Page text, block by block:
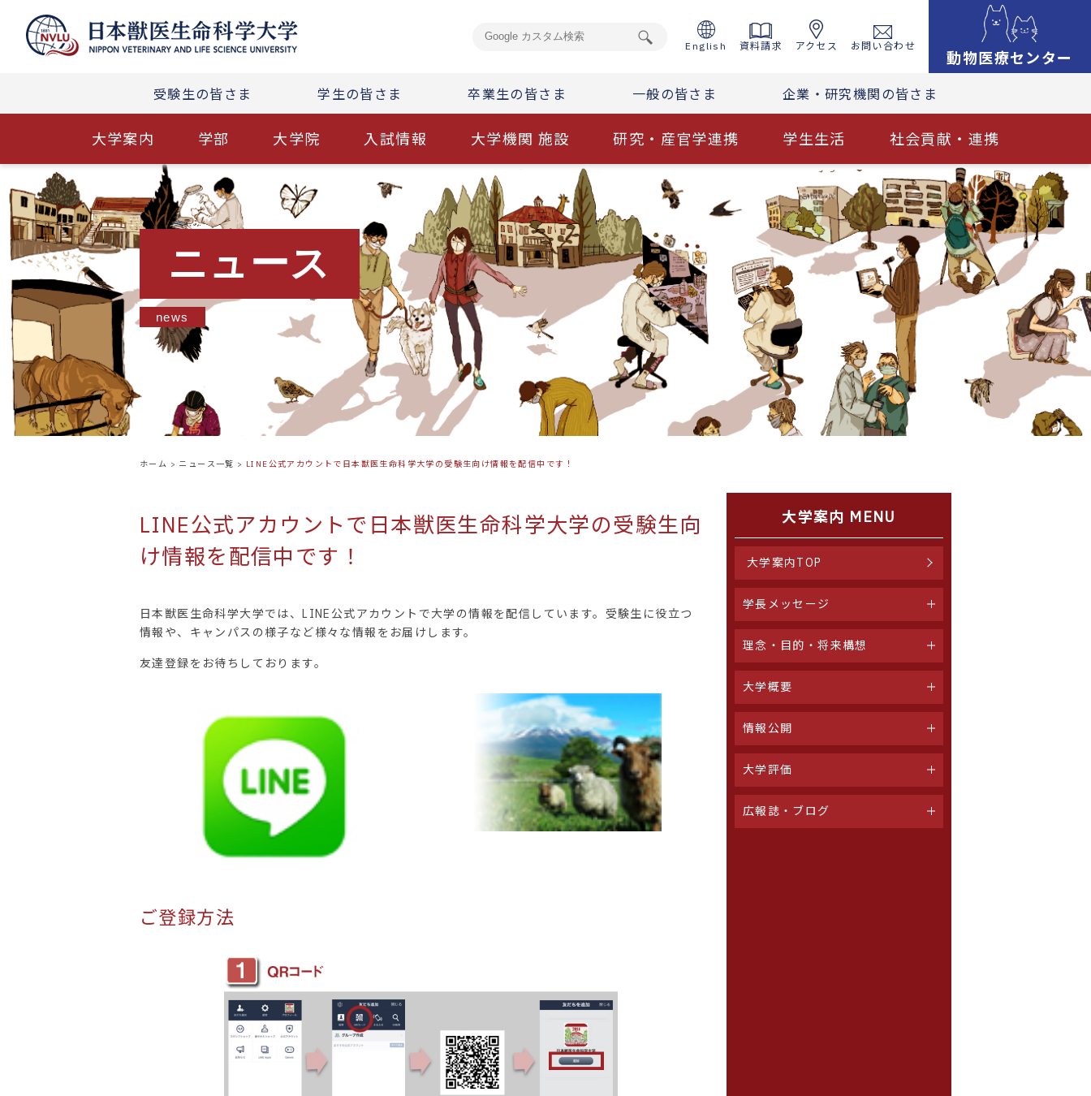
English 資料請求 アクセス お問い合わせ
動物医療センター
受験生の皆さま 学生の皆さま 卒業生の皆さま 一般の皆さま 企業・研究機関の皆さま
大学案内 学部 大学院 入試情報 大学機関 施設 研究・産官学連携 学生生活 社会貢献・連携
ニュース
news
ホーム > ニュース一覧 > LINE公式アカウントで日本獣医生命科学大学の受験生向け情報を配信中です！
LINE公式アカウントで日本獣医生命科学大学の受験生向
け情報を配信中です！
日本獣医生命科学大学では、LINE公式アカウントで大学の情報を配信しています。受験生に役立つ
情報や、キャンパスの様子など様々な情報をお届けします。
友達登録をお待ちしております。
ご登録方法
大学案内 MENU
大学案内TOP
学長メッセージ
理念・目的・将来構想
大学概要
情報公開
大学評価
広報誌・ブログ